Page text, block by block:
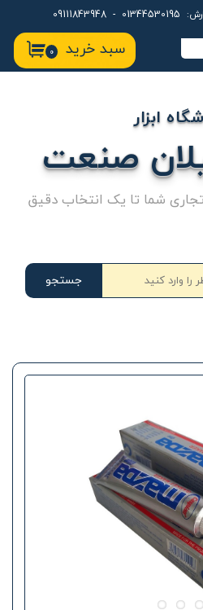
۰ سبد خرید
جستجو
صنعت
ابزار
شما تا یک انتخاب دقیق